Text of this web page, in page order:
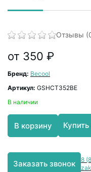
Отзывы
от 350 ₽
Бренд: Becool
Артикул: GSHCT352BE
В наличии
В корзину Купить
Заказать звонок
8